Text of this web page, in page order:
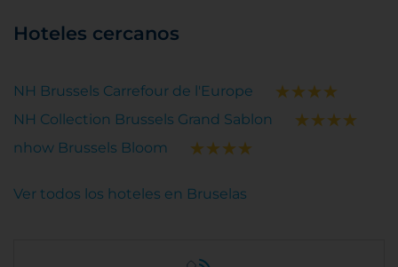
Hoteles cercanos
NH Brussels Carrefour de l'Europe
NH Collection Brussels Grand Sablon
nhow Brussels Bloom
Ver todos los hoteles en Bruselas